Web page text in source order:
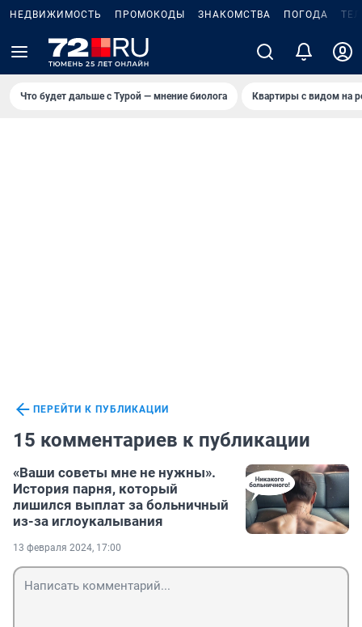
НЕДВИЖИМОСТЬ ПРОМОКОДЫ ЗНАКОМСТВА ПОГОДА
Что будет дальше с Турой — мнение биолога Квартиры с видом на
ПЕРЕЙТИ К ПУБЛИКАЦИИ
15 комментариев к публикации
«Ваши советы мне не нужны».
История парня, который
лишился выплат за больничный
из-за иглоукалывания
13 февраля 2024, 17:00